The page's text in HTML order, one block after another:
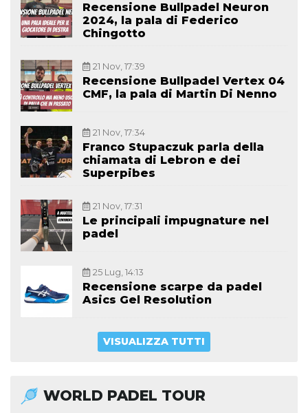
Recensione Bullpadel Neuron
2024, la pala di Federico
Chingotto
21 Nov, 17:39
Recensione Bullpadel Vertex 04
CMF, la pala di Martin Di Nenno
21 Nov, 17:34
Franco Stupaczuk parla della
chiamata di Lebron e dei
Superpibes
21 Nov, 17:31
Le principali impugnature nel
padel
25 Lug, 14:13
Recensione scarpe da padel
Asics Gel Resolution
VISUALIZZA TUTTI
WORLD PADEL TOUR